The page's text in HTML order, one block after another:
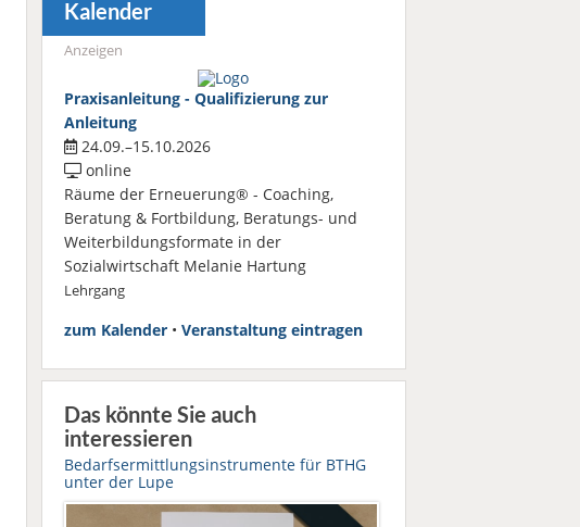
Kalender
Anzeigen
Praxisanleitung - Qualifizierung zur
Anleitung
24.09.–15.10.2026
online
Räume der Erneuerung® - Coaching,
Beratung & Fortbildung, Beratungs- und
Weiterbildungsformate in der
Sozialwirtschaft Melanie Hartung
Lehrgang
zum Kalender• Veranstaltung eintragen
Das könnte Sie auch
interessieren
Bedarfsermittlungsinstrumente für BTHG
unter der Lupe